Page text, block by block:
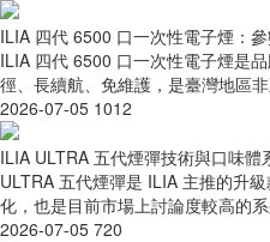
ILIA 四代 6500 口一次性電子煙：
ILIA 四代 6500 口一次性電子煙是
徑、長續航、免維護，是臺灣地區
2026-07-05 1012
ILIA ULTRA 五代煙彈技術與口味體
ULTRA 五代煙彈是 ILIA 主推的升
化，也是目前市場上討論度較高的
2026-07-05 720